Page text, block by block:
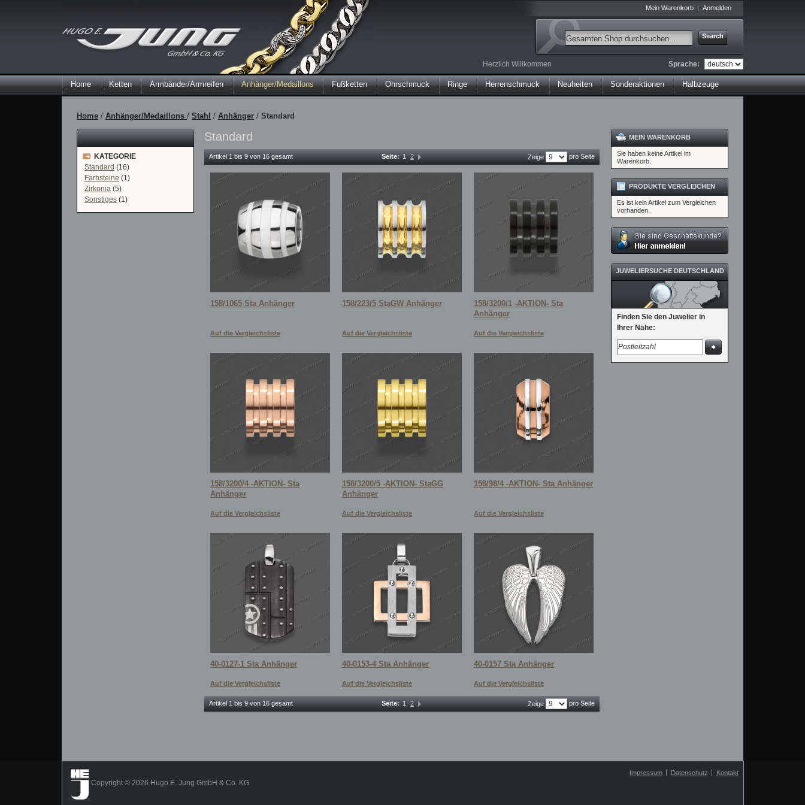
Mein Warenkorb Anmelden
Search
Herzlich Willkommen Sprache:
Home Ketten Armbänder/Armreifen Anhänger/Medaillons Fußketten Ohrschmuck Ringe Herrenschmuck Neuheiten Sonderaktionen Halbzeuge
Home / Anhänger/Medaillons / Stahl / Anhänger / Standard
Standard
Artikel 1 bis 9 von 16 gesamt Zeige pro Seite
Seite: 1 2
158/1065 Sta Anhänger
Auf die Vergleichsliste
158/223/5 StaGW Anhänger
Auf die Vergleichsliste
158/3200/1 -AKTION- Sta
Anhänger
Auf die Vergleichsliste
158/3200/4 -AKTION- Sta
Anhänger
Auf die Vergleichsliste
158/3200/5 -AKTION- StaGG
Anhänger
Auf die Vergleichsliste
158/98/4 -AKTION- Sta Anhänger
Auf die Vergleichsliste
40-0127-1 Sta Anhänger
Auf die Vergleichsliste
40-0153-4 Sta Anhänger
Auf die Vergleichsliste
40-0157 Sta Anhänger
Auf die Vergleichsliste
Artikel 1 bis 9 von 16 gesamt Zeige pro Seite
Seite: 1 2
KATEGORIE
Standard (16)
Farbsteine (1)
Zirkonia (5)
Sonstiges (1)
MEIN WARENKORB
Sie haben keine Artikel im
Warenkorb.
PRODUKTE VERGLEICHEN
Es ist kein Artikel zum Vergleichen
vorhanden.
JUWELIERSUCHE DEUTSCHLAND
Finden Sie den Juwelier in
Ihrer Nähe:
Impressum Datenschutz Kontakt
Copyright © 2026 Hugo E. Jung GmbH & Co. KG